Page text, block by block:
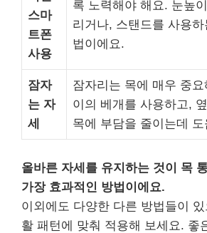
스마
트폰
사용
록 노력해야 해요. 눈높
리거나, 스탠드를 사용
법이에요.
잠자
는 자
세
잠자리는 목에 매우 중
이의 베개를 사용하고,
목에 부담을 줄이는데
올바른 자세를 유지하는 것이 목
가장 효과적인 방법이에요.
이외에도 다양한 다른 방법들이
활 패턴에 맞춰 적용해 보세요. 좋